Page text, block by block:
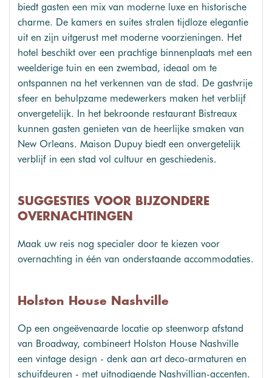
biedt gasten een mix van moderne luxe en historische
charme. De kamers en suites stralen tijdloze elegantie
uit en zijn uitgerust met moderne voorzieningen. Het
hotel beschikt over een prachtige binnenplaats met een
weelderige tuin en een zwembad, ideaal om te
ontspannen na het verkennen van de stad. De gastvrije
sfeer en behulpzame medewerkers maken het verblijf
onvergetelijk. In het bekroonde restaurant Bistreaux
kunnen gasten genieten van de heerlijke smaken van
New Orleans. Maison Dupuy biedt een onvergetelijk
verblijf in een stad vol cultuur en geschiedenis.
SUGGESTIES VOOR BIJZONDERE
OVERNACHTINGEN
Maak uw reis nog specialer door te kiezen voor
overnachting in één van onderstaande accommodaties.
Holston House Nashville
Op een ongeëvenaarde locatie op steenworp afstand
van Broadway, combineert Holston House Nashville
een vintage design - denk aan art deco-armaturen en
schuifdeuren - met uitnodigende Nashvillian-accenten.